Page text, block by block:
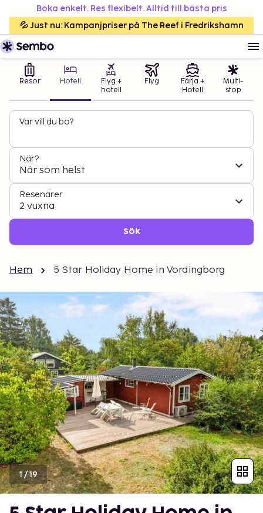
Boka enkelt. Res flexibelt. Alltid till bästa pris
💦 Just nu: Kampanjpriser på The Reef i Fredrikshamn
Resor Hotell
Flyg +
hotell
Flyg
Färja +
Hotell
Multi-
stop
Var vill du bo?
När?
När som helst
Resenärer
2 vuxna
Sök
Hem 5 Star Holiday Home in Vordingborg
1/19